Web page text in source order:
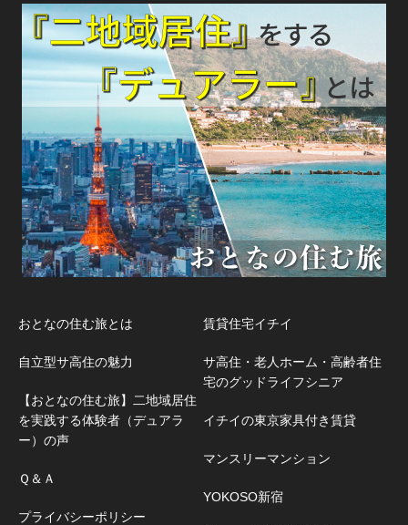
おとなの住む旅とは
自立型サ高住の魅力
【おとなの住む旅】二地域居住
を実践する体験者（デュアラ
ー）の声
Ｑ＆Ａ
プライバシーポリシー
賃貸住宅イチイ
サ高住・老人ホーム・高齢者住
宅のグッドライフシニア
イチイの東京家具付き賃貸
マンスリーマンション
YOKOSO新宿